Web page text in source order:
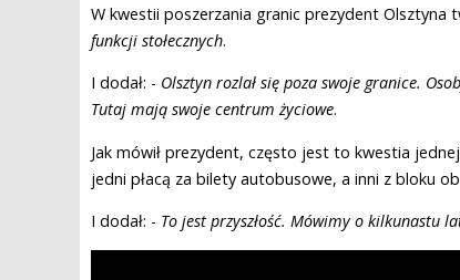
W kwestii poszerzania granic prezydent Olsztyna
funkcji stołecznych.
I dodał: - Olsztyn rozlał się poza swoje granice.
Tutaj mają swoje centrum życiowe.
Jak mówił prezydent, często jest to kwestia
jedni płacą za bilety autobusowe, a inni z bloku
I dodał: - To jest przyszłość. Mówimy o kilkunastu